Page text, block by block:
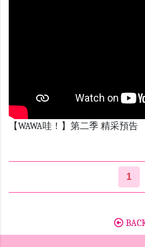
【WAWA哇！】第二季 精采預告
1